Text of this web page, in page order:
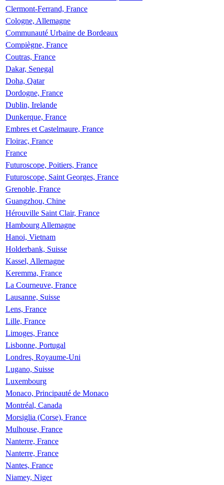
Clermont-Ferrand, France
Cologne, Allemagne
Communauté Urbaine de Bordeaux
Compiègne, France
Coutras, France
Dakar, Senegal
Doha, Qatar
Dordogne, France
Dublin, Irelande
Dunkerque, France
Embres et Castelmaure, France
Floirac, France
France
Futuroscope, Poitiers, France
Futuroscope, Saint Georges, France
Grenoble, France
Guangzhou, Chine
Hérouville Saint Clair, France
Hambourg Allemagne
Hanoi, Vietnam
Holderbank, Suisse
Kassel, Allemagne
Keremma, France
La Courneuve, France
Lausanne, Suisse
Lens, France
Lille, France
Limoges, France
Lisbonne, Portugal
Londres, Royaume-Uni
Lugano, Suisse
Luxembourg
Monaco, Principauté de Monaco
Montréal, Canada
Morsiglia (Corse), France
Mulhouse, France
Nanterre, France
Nanterre, France
Nantes, France
Niamey, Niger